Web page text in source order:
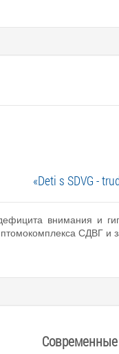
«Deti s SDVG -
внимания и
СДВГ и
Современные